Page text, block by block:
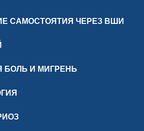
САМОСТОЯТИЯ ЧЕРЕЗ ВШИ
БОЛЬ И МИГРЕНЬ